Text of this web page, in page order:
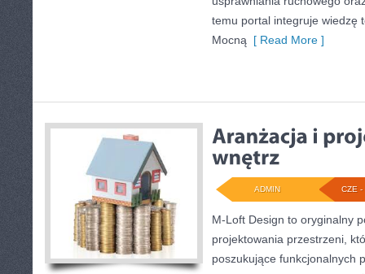
temu portal integruje wiedzę
Mocną [ Read More ]
CZE -
ADMIN
M-Loft Design to oryginalny
projektowania przestrzeni,
poszukujące funkcjonalnych